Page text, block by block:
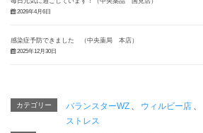
2026年4月6日
感染症予防できました （中央薬局 本店）
2025年12月30日
カテゴリー バランスターWZ ウィルビー店
ストレス